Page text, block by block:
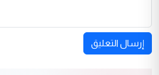
إرسال التعليق